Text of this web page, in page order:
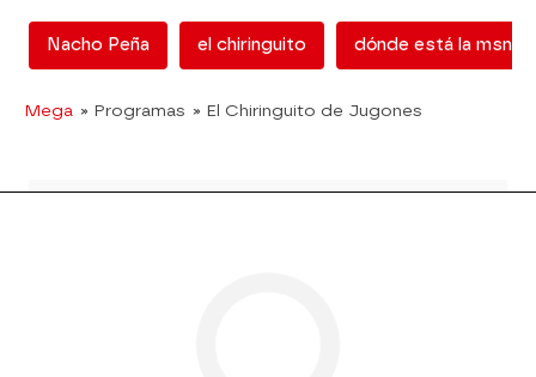
Nacho Peña el chiringuito dónde está la msn
Mega » Programas » El Chiringuito de Jugones